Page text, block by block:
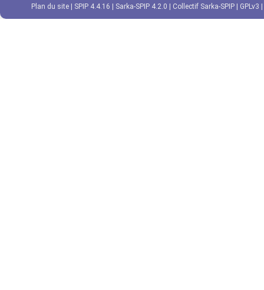
Plan du site SPIP 4.4.16 Sarka-SPIP 4.2.0 Collectif Sarka-SPIP GPLv3